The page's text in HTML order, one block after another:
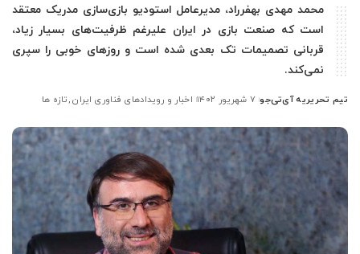
محمد مهدی بهفرراد، مدیرعامل استودیو بازی‌سازی مدریک معتقد
است که صنعت بازی در ایران علیرغم ظرفیت‌های بسیار زیاد،
قربانی تصمیمات تک بعدی شده است و روزهای خوبی را سپری
نمی‌کند.
ارسال
توسط
تیم تحریریه آی‌تی‌جو ۷ شهریور ۱۴۰۲ اخبار و رویدادهای فناوری ایران تازه ها